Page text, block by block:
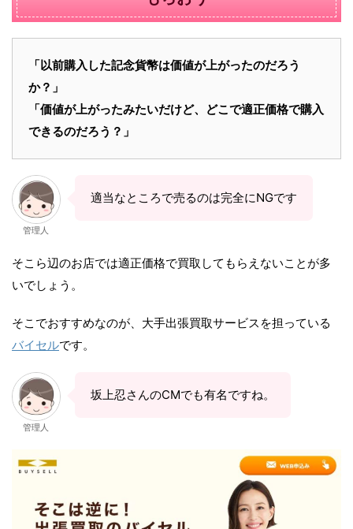
「以前購入した記念貨幣は価値が上がったのだろう
か？」
「価値が上がったみたいだけど、どこで適正価格で購入
できるのだろう？」
管理人
適当なところで売るのは完全にNGです
そこら辺のお店では適正価格で買取してもらえないことが多
いでしょう。
そこでおすすめなのが、大手出張買取サービスを担っている
バイセルです。
管理人
坂上忍さんのCMでも有名ですね。